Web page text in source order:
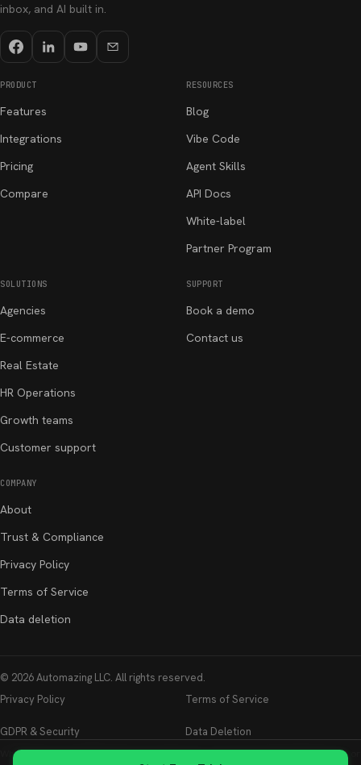
inbox, and AI built in.
PRODUCT
Features
Integrations
Pricing
Compare
RESOURCES
Blog
Vibe Code
Agent Skills
API Docs
White-label
Partner Program
SOLUTIONS
Agencies
E-commerce
Real Estate
HR Operations
Growth teams
Customer support
SUPPORT
Book a demo
Contact us
COMPANY
About
Trust & Compliance
Privacy Policy
Terms of Service
Data deletion
© 2026Automazing LLC. All rights reserved.
Privacy Policy
Terms of Service
GDPR & Security Data Deletion
Whatsable is not affiliated with, endorsed by, or sponsored by WhatsApp LLC or